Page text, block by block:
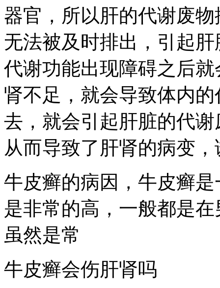
器官，所以肝的代谢废
无法被及时排出，引起
代谢功能出现障碍之后
肾不足，就会导致体内
去，就会引起肝脏的代
从而导致了肝肾的病变
牛皮癣的病因，牛皮癣
是非常的高，一般都是
虽然是常
牛皮癣会伤肝肾吗